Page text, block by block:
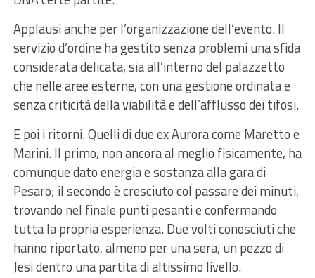
Applausi anche per l’organizzazione dell’evento. Il
servizio d’ordine ha gestito senza problemi una sfida
considerata delicata, sia all’interno del palazzetto
che nelle aree esterne, con una gestione ordinata e
senza criticità della viabilità e dell’afflusso dei tifosi.
E poi i ritorni. Quelli di due ex Aurora come Maretto e
Marini. Il primo, non ancora al meglio fisicamente, ha
comunque dato energia e sostanza alla gara di
Pesaro; il secondo è cresciuto col passare dei minuti,
trovando nel finale punti pesanti e confermando
tutta la propria esperienza. Due volti conosciuti che
hanno riportato, almeno per una sera, un pezzo di
Jesi dentro una partita di altissimo livello.